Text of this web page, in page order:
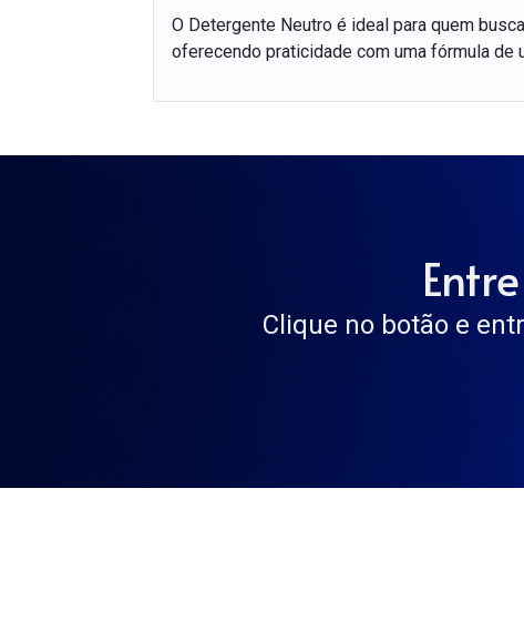
O Detergente Neutro é ideal para quem
oferecendo praticidade com uma fórmula de
Clique no botão e